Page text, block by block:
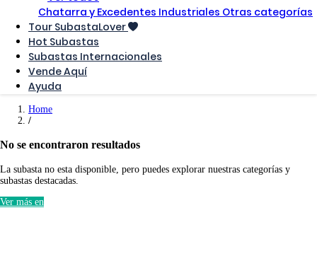
Chatarra y Excedentes Industriales Otras categorías
Tour SubastaLover
Hot Subastas
Subastas Internacionales
Vende Aquí
Ayuda
Home
No se encontraron resultados
La subasta no esta disponible, pero puedes explorar nuestras categorías y
subastas destacadas.
Ver más en